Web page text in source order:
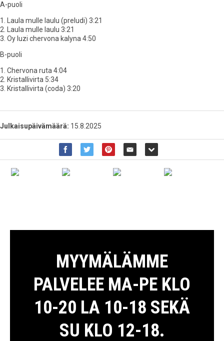
A-puoli
1. Laula mulle laulu (preludi) 3:21
2. Laula mulle laulu 3:21
3. Oy luzi chervona kalyna 4:50
B-puoli
1. Chervona ruta 4:04
2. Kristallivirta 5:34
3. Kristallivirta (coda) 3:20
Julkaisupäivämäärä: 15.8.2025
MYYMÄLÄMME
PALVELEE MA-PE KLO
10-20 LA 10-18 SEKÄ
SU KLO 12-18.